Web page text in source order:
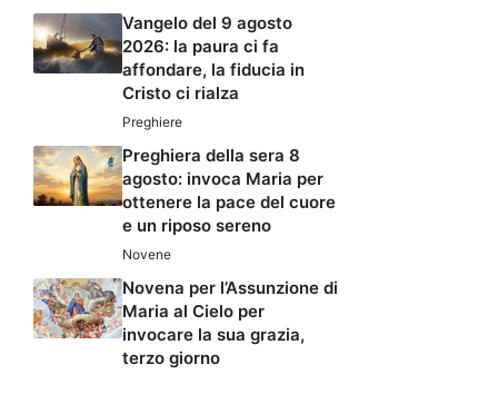
Vangelo del 9 agosto
2026: la paura ci fa
affondare, la fiducia in
Cristo ci rialza
Preghiere
Preghiera della sera 8
agosto: invoca Maria per
ottenere la pace del cuore
e un riposo sereno
Novene
Novena per l’Assunzione di
Maria al Cielo per
invocare la sua grazia,
terzo giorno